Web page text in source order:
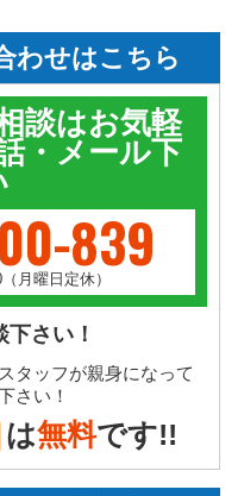
わせはこちら
談はお気軽
・メール下
839
月曜日定休）
さい！
タッフが親身になって
さい！
は無料です!!